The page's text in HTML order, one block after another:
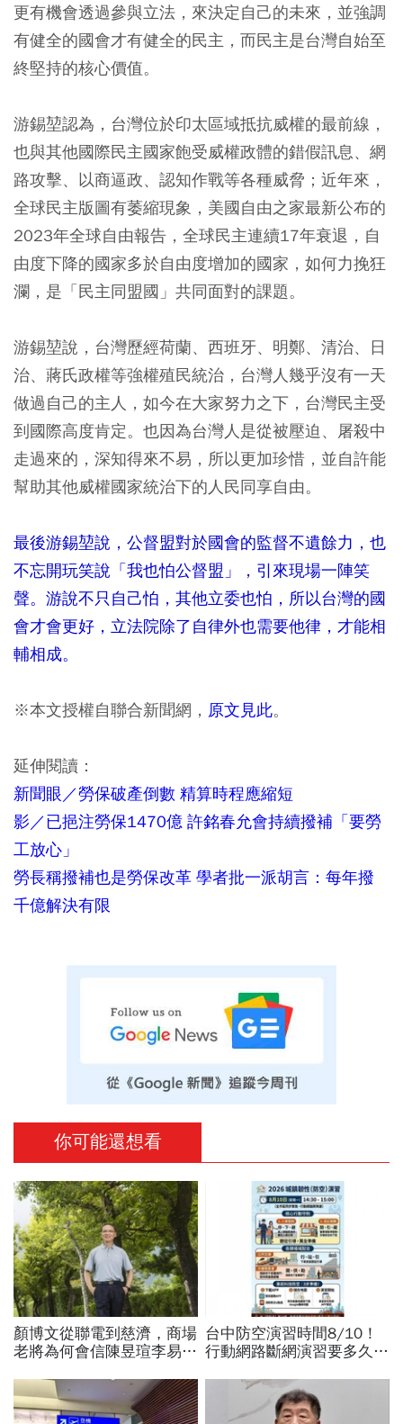
更有機會透過參與立法，來決定自己的未來，並強調
有健全的國會才有健全的民主，而民主是台灣自始至
終堅持的核心價值。
游錫堃認為，台灣位於印太區域抵抗威權的最前線，
也與其他國際民主國家飽受威權政體的錯假訊息、網
路攻擊、以商逼政、認知作戰等各種威脅；近年來，
全球民主版圖有萎縮現象，美國自由之家最新公布的
2023年全球自由報告，全球民主連續17年衰退，自
由度下降的國家多於自由度增加的國家，如何力挽狂
瀾，是「民主同盟國」共同面對的課題。
游錫堃說，台灣歷經荷蘭、西班牙、明鄭、清治、日
治、蔣氏政權等強權殖民統治，台灣人幾乎沒有一天
做過自己的主人，如今在大家努力之下，台灣民主受
到國際高度肯定。也因為台灣人是從被壓迫、屠殺中
走過來的，深知得來不易，所以更加珍惜，並自許能
幫助其他威權國家統治下的人民同享自由。
最後游錫堃說，公督盟對於國會的監督不遺餘力，也
不忘開玩笑說「我也怕公督盟」，引來現場一陣笑
聲。游說不只自己怕，其他立委也怕，所以台灣的國
會才會更好，立法院除了自律外也需要他律，才能相
輔相成。
※本文授權自聯合新聞網， 原文見此。
延伸閱讀：
新聞眼／勞保破產倒數 精算時程應縮短
影／已挹注勞保1470億 許銘春允會持續撥補「要勞
工放心」
勞長稱撥補也是勞保改革 學者批一派胡言：每年撥
千億解決有限
你可能還想看
顏博文從聯電到慈濟，商場
老將為何會信陳昱瑄李易
聲：將捍衛信眾捐款、蔡英
文也說話
台中防空演習時間8/10！
行動網路斷網演習要多久、
演習懶人包：拒配合最高罰